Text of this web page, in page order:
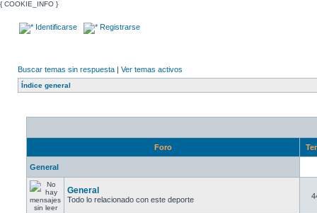
{ COOKIE_INFO }
Identificarse Registrarse
Buscar temas sin respuesta | Ver temas activos
Índice general
Foro
General
General
Todo lo relacionado con este deporte